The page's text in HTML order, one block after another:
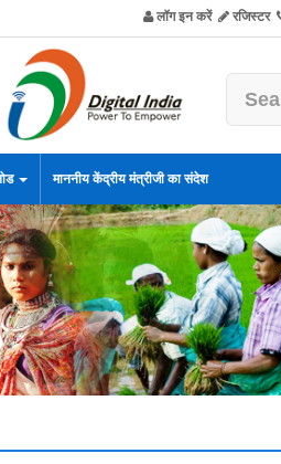
लॉग इन करें रजिस्टर
माननीय केंद्रीय मंत्रीजी का संदेश